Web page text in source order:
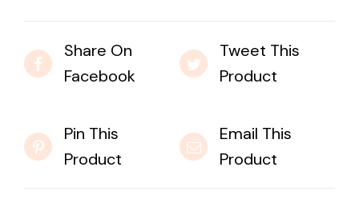
Share On
Facebook
Tweet This
Product
Pin This
Product
Email This
Product